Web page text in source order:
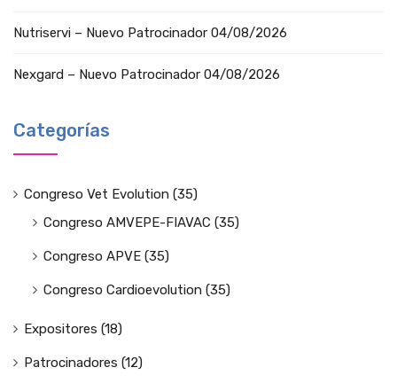
Nutriservi – Nuevo Patrocinador 04/08/2026
Nexgard – Nuevo Patrocinador 04/08/2026
Categorías
Congreso Vet Evolution (35)
Congreso AMVEPE-FIAVAC (35)
Congreso APVE (35)
Congreso Cardioevolution (35)
Expositores (18)
Patrocinadores (12)